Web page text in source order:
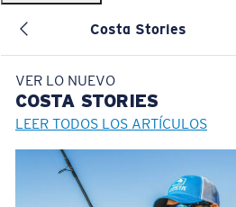
Costa Stories
VER LO NUEVO
COSTA STORIES
LEER TODOS LOS ARTÍCULOS